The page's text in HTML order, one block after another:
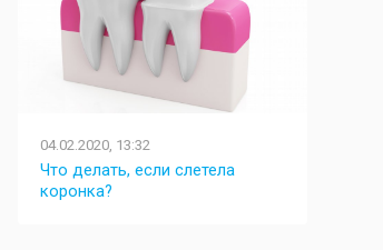
04.02.2020, 13:32
Что делать, если слетела
коронка?